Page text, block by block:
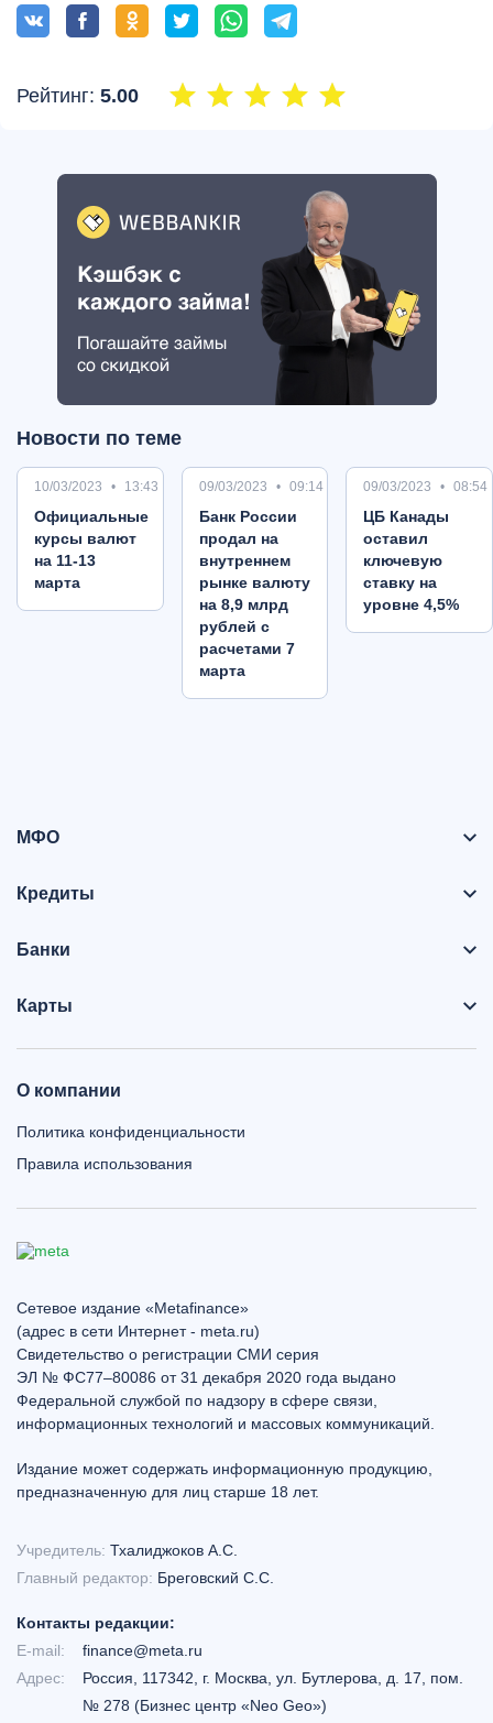
Рейтинг: 5.00
Новости по теме
10/03/2023 13:43
Oфициальные
курсы валют
на 11-13
марта
09/03/2023 09:14
Банк России
продал на
внутреннем
рынке валюту
на 8,9 млрд
рублей с
расчетами 7
марта
09/03/2023 08:54
ЦБ Канады
оставил
ключевую
ставку на
уровне 4,5%
МФО
Кредиты
Банки
Карты
О компании
Политика конфиденциальности
Правила использования
Сетевое издание «Metafinance»
(адрес в сети Интернет - meta.ru)
Свидетельство о регистрации СМИ серия
ЭЛ № ФС77–80086 от 31 декабря 2020 года выдано
Федеральной службой по надзору в сфере связи,
информационных технологий и массовых коммуникаций.
Издание может содержать информационную продукцию,
предназначенную для лиц старше 18 лет.
Учредитель: Тхалиджоков А.С.
Главный редактор: Бреговский С.С.
Контакты редакции:
E-mail:
finance@meta.ru
Адрес:
Россия, 117342, г. Москва, ул. Бутлерова, д. 17, пом.
№ 278 (Бизнес центр «Neo Geo»)